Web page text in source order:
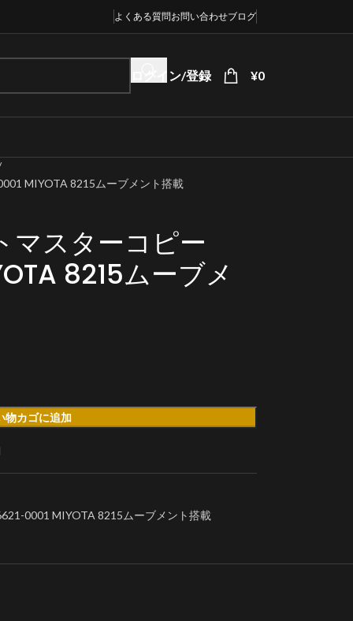
よくある質問お問い合わせブログ
ログイン/登録 ¥0
MIYOTA 8215ムーブメント搭載
マスターコピー
8215ムーブメ
物カゴに追加
0001 MIYOTA 8215ムーブメント搭載